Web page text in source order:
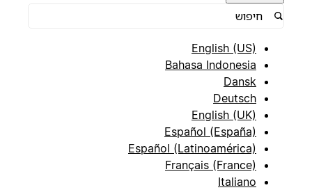
English (US)
Bahasa Indonesia
Dansk
Deutsch
English (UK)
Español (España)
Español (Latinoamérica)
Français (France)
Italiano